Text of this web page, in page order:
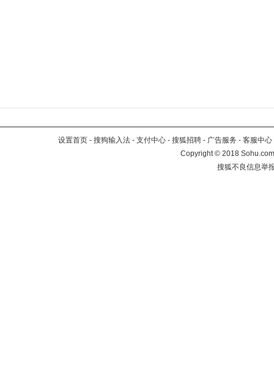
设置首页 - 搜狗输入法 - 支付中心 - 搜狐招聘 - 广告服务 - 客服中心
Copyright©2018
搜狐不良信息举